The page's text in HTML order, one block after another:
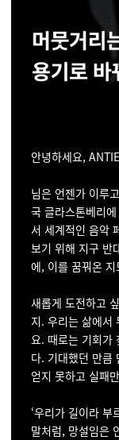
안녕하세요,
님은 언젠가 이루
국 글라스톤베리
서 세계적인 음악
보기 위해 지구 반
에, 이를 꿈꿔온
새롭게 도전하고
지. 우리는 삶에서
요. 때로는 기회가
다. 기대했던 만큼
얻지 못하고 실패
‘우리가 길이라 부
말처럼, 망설임은